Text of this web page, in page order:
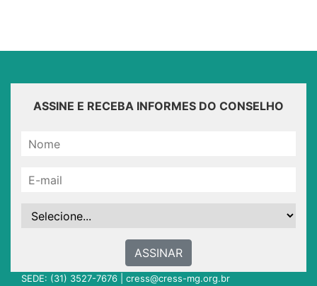
ASSINE E RECEBA INFORMES DO CONSELHO
ASSINAR
SEDE: (31) 3527-7676 | cress@cress-mg.org.br